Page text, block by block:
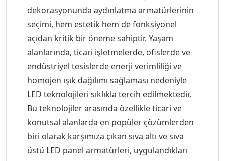
Sıva Üstü Kare Boş Kasalar
Sıva Üstü Led Paneller
Sıva Üstü Silindir Aydınlatma
Ürünleri & Aksesurları
Ziller
Goya Yüksek Tavan Armatürü
Audio Kameralı Zil panelleri
Audio Sesli Diafon Paket Fiyatları
Audio Sesli Diafon Paket Fiyatları
Zaman Saatleri
Motor Koruma Şalterleri
Trifaze Sigorta
Exen Karel Mocha Anahtar Prizler
Exen Odak Antrasit Anahtar
Exen Odak Beyaz Anahtar Prizler
Exen Odak Füme Anahtar Prizler
Tekli Anahtar Serisi
Topraksız Priz
Tv Uydu Priz Serisi
Üçlü Anahtar Serisi
dekorasyonunda aydınlatma armatürlerinin
seçimi, hem estetik hem de fonksiyonel
açıdan kritik bir öneme sahiptir. Yaşam
alanlarında, ticari işletmelerde, ofislerde ve
endüstriyel tesislerde enerji verimliliği ve
homojen ışık dağılımı sağlaması nedeniyle
LED teknolojileri sıklıkla tercih edilmektedir.
Bu teknolojiler arasında özellikle ticari ve
konutsal alanlarda en popüler çözümlerden
biri olarak karşımıza çıkan sıva altı ve sıva
üstü LED panel armatürleri, uygulandıkları